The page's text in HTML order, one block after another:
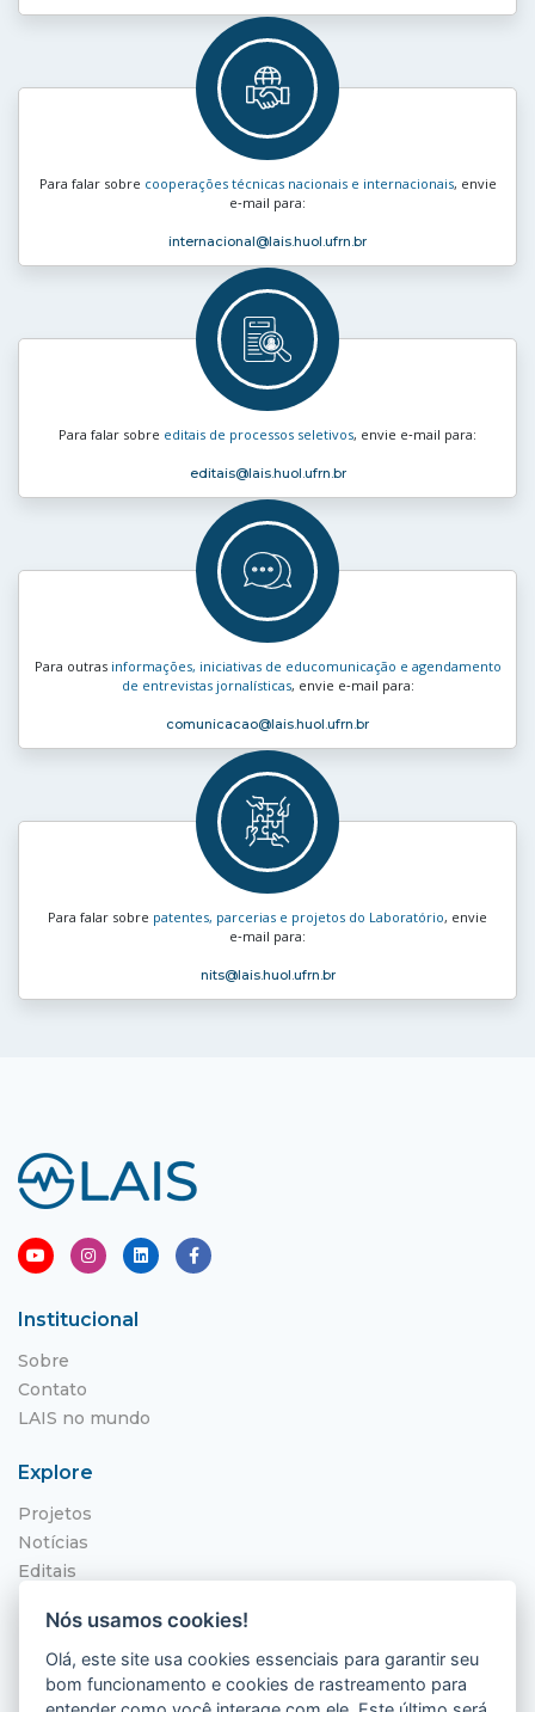
Para falar sobre cooperações técnicas nacionais e internacionais, envie
e‑mail para:
internacional@lais.huol.ufrn.br
Para falar sobre editais de processos seletivos, envie e‑mail para:
editais@lais.huol.ufrn.br
Para outras informações, iniciativas de educomunicação e agendamento
de entrevistas jornalísticas, envie e‑mail para:
comunicacao@lais.huol.ufrn.br
Para falar sobre patentes, parcerias e projetos do Laboratório, envie
e‑mail para:
nits@lais.huol.ufrn.br
Institucional
Sobre
Contato
LAIS no mundo
Explore
Projetos
Notícias
Editais
Localização
Hospital Universitário Onofre Lopes - HUOL
Nós usamos cookies!
Olá, este site usa cookies essenciais para garantir seu
bom funcionamento e cookies de rastreamento para